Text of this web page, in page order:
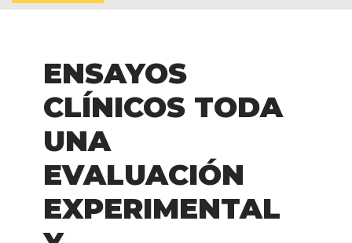
ENSAYOS
CLÍNICOS TODA
UNA
EVALUACIÓN
EXPERIMENTAL